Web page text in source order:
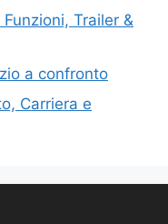
Trailer &
a confronto
Carriera e